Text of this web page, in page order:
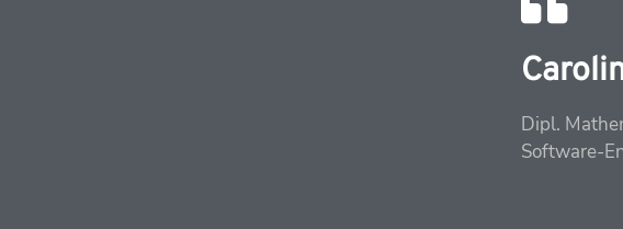
Dipl.
Software-